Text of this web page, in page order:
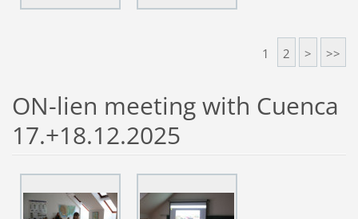
1 2 > >>
ON-lien meeting with Cuenca
17.+18.12.2025